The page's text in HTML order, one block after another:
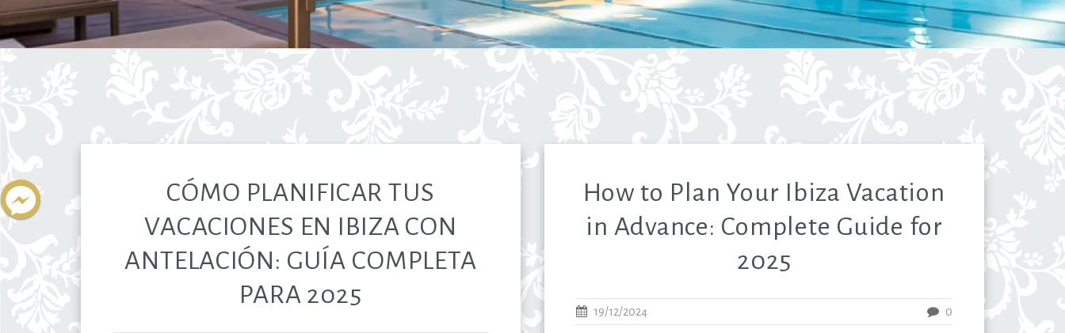
CÓMO PLANIFICAR TUS
VACACIONES EN IBIZA CON
ANTELACIÓN: GUÍA COMPLETA
PARA 2025
How to Plan Your Ibiza Vacation
in Advance: Complete Guide for
2025
19/12/2024 0